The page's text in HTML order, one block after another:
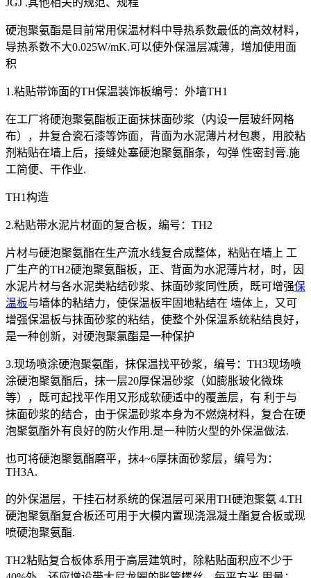
JGJ .其他相关的规范、规程
硬泡聚氨酯是目前常用保温材料中导热系数最低的高效材料，
导热系数不大0.025W/mK.可以使外保温层减薄，增加使用面
积
1.粘贴带饰面的TH保温装饰板编号：外墙TH1
在工厂将硬泡聚氨酯板正面抹抹面砂浆（内设一层玻纤网格
布），井复合瓷石漆等饰面，背面为水泥薄片材包裹，用胶粘
剂粘贴在墙上后，接缝处塞硬泡聚氨酯条，勾弹 性密封膏.施
工简便、干作业.
TH1构造
2.粘贴带水泥片材面的复合板，编号：TH2
片材与硬泡聚氨酯在生产流水线复合成整体，粘贴在墙上 工
厂生产的TH2硬泡聚氨酯板，正、背面为水泥薄片材，时，因
水泥片材与各水泥类粘结砂浆、抹面砂浆同性质，既可增强保
温板与墙体的粘结力，使保温板牢固地粘结在 墙体上，又可
增强保温板与抹面砂浆的粘结，使整个外保温系统粘结良好，
是一种创新，对硬泡聚氯酯是一种保护
3.现场喷涂硬泡聚氨酯，抹保温找平砂浆，编号：TH3现场喷
涂硬泡聚氨酯后，抹一层20厚保温砂浆（如膨胀玻化微珠
等），既可起找平作用又形成软硬适中的覆盖层，有 利于与
抹面砂浆的结合，由于保温砂浆本身为不燃烧材料，复合在硬
泡聚氨酯外有良好的防火作用.是一种防火型的外保温做法.
也可将硬泡聚氨酯磨平，抹4~6厚抹面砂浆层，编号为：
TH3A.
的外保温层，干挂石材系统的保温层可采用TH硬泡聚氨 4.TH
硬泡聚氨酯复合板还可用于大模内置现浇混凝土酯复合板或现
喷硬泡聚氨酯.
TH2粘贴复合板体系用于高层建筑时，除粘贴面积应不少于